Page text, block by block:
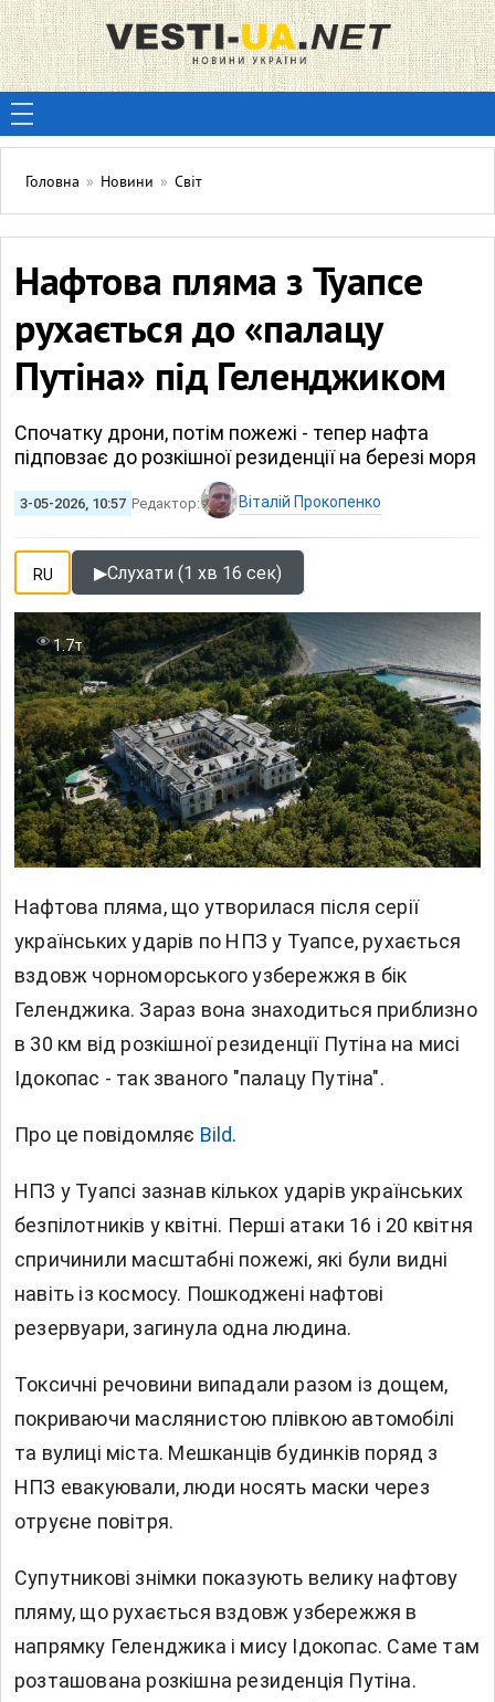
Головна » Новини » Світ
Нафтова пляма з Туапсе
рухається до «палацу
Путіна» під Геленджиком
Спочатку дрони, потім пожежі - тепер нафта
підповзає до розкішної резиденції на березі моря
3-05-2026, 10:57 Редактор: Віталій Прокопенко
RU ▶Слухати (1 хв 16 сек)
1.7т
Нафтова пляма, що утворилася після серії
українських ударів по НПЗ у Туапсе, рухається
вздовж чорноморського узбережжя в бік
Геленджика. Зараз вона знаходиться приблизно
в 30 км від розкішної резиденції Путіна на мисі
Ідокопас - так званого "палацу Путіна".
Про це повідомляє Bild.
НПЗ у Туапсі зазнав кількох ударів українських
безпілотників у квітні. Перші атаки 16 і 20 квітня
спричинили масштабні пожежі, які були видні
навіть із космосу. Пошкоджені нафтові
резервуари, загинула одна людина.
Токсичні речовини випадали разом із дощем,
покриваючи маслянистою плівкою автомобілі
та вулиці міста. Мешканців будинків поряд з
НПЗ евакуювали, люди носять маски через
отруєне повітря.
Супутникові знімки показують велику нафтову
пляму, що рухається вздовж узбережжя в
напрямку Геленджика і мису Ідокопас. Саме там
розташована розкішна резиденція Путіна.